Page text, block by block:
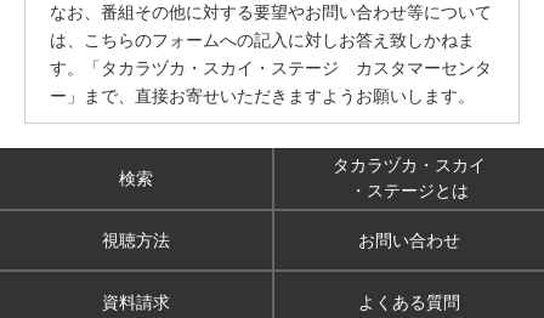
なお、番組その他に対する要望やお問い合わせ等について
は、こちらのフォームへの記入に対しお答え致しかねま
す。「タカラヅカ・スカイ・ステージ カスタマーセンタ
ー」まで、直接お寄せいただきますようお願いします。
検索
タカラヅカ・スカイ
・ステージとは
視聴方法 お問い合わせ
資料請求 よくある質問